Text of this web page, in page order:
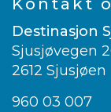
Kontakt
Destinasjon
Sjusjøvegen
2612 Sjusjøen
960 03 007